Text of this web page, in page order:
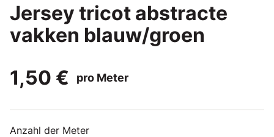
Jersey tricot abstracte
vakken blauw/groen
1,50 €
pro Meter
Anzahl der Meter